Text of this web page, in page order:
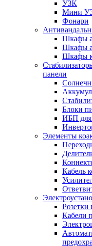
УЗК
Мини
Фонари
Шкафы
Шкафы
Шкафы
панели
Блоки
ИБП для
Элементы
Кабель
Розетки
Кабели